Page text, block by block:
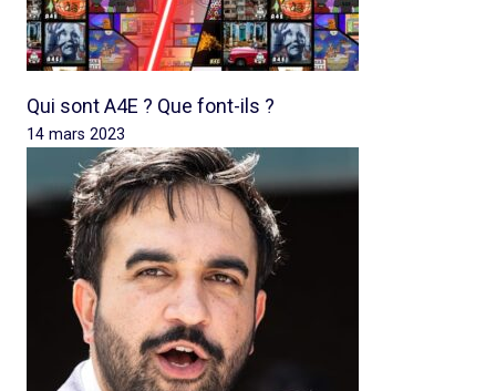
Qui sont A4E ? Que font-ils ?
14 mars 2023